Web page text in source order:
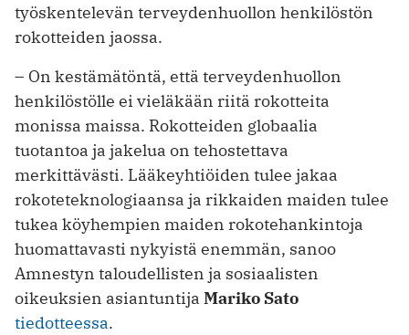
työskentelevän terveydenhuollon henkilöstön
rokotteiden jaossa.
– On kestämätöntä, että terveydenhuollon
henkilöstölle ei vieläkään riitä rokotteita
monissa maissa. Rokotteiden globaalia
tuotantoa ja jakelua on tehostettava
merkittävästi. Lääkeyhtiöiden tulee jakaa
rokoteteknologiaansa ja rikkaiden maiden tulee
tukea köyhempien maiden rokotehankintoja
huomattavasti nykyistä enemmän, sanoo
Amnestyn taloudellisten ja sosiaalisten
oikeuksien asiantuntija Mariko Sato
tiedotteessa.